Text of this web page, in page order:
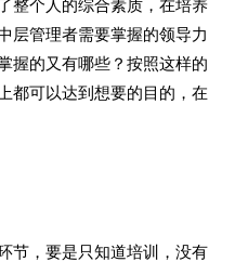
整个人的综合素质，在培养
层管理者需要掌握的领导力
握的又有哪些？按照这样的
都可以达到想要的目的，在
节，要是只知道培训，没有